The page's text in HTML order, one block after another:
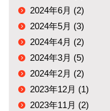
2024年6月 (2)
2024年5月 (3)
2024年4月 (2)
2024年3月 (5)
2024年2月 (2)
2023年12月 (1)
2023年11月 (2)